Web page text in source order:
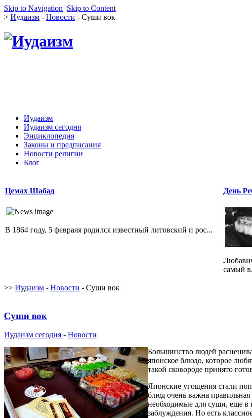
Skip to Navigation Skip to Content
> Иудаизм - Новости - Суши вок
Иудаизм
Иудаизм сегодня
Энциклопедия
Законы и предписания
Новости религии
Блог
Цемах Шабад
В 1864 году, 5 февраля родился известный литовский и рос...
День
самый
>> Иудаизм - Новости - Суши вок
Суши вок
Иудаизм сегодня - Новости
Большинство людей
японское блюдо, которое
такой сковороде принято
Японские угощения стали
блюд очень важна
необходимые для суши, еще в
заблуждения. Но есть